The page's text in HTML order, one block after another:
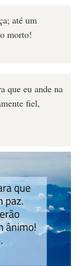
até um
morto!
que eu ande na
fiel,